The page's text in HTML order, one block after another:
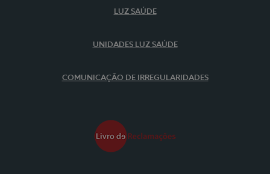
LUZ SAÚDE
UNIDADES LUZ SAÚDE
COMUNICAÇÃO DE IRREGULARIDADES